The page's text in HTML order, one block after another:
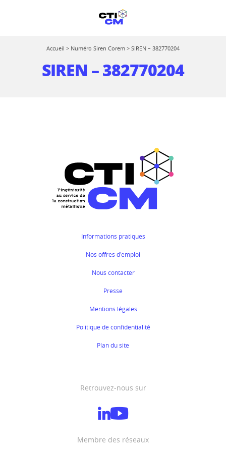
Accueil > Numéro Siren Corem > SIREN – 382770204
SIREN – 382770204
Informations pratiques
Nos offres d'emploi
Nous contacter
Presse
Mentions légales
Politique de confidentialité
Plan du site
Retrouvez-nous sur
Membre des réseaux